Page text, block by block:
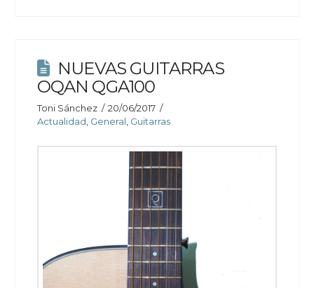
NUEVAS GUITARRAS
OQAN QGA100
Toni Sánchez
20/06/2017
Actualidad General Guitarras